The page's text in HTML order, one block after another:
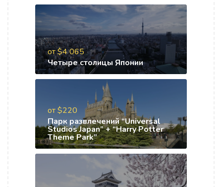
от $4 065
Четыре столицы Японии
от $220
Парк развлечений “Universal
Studios Japan” + “Harry Potter
Theme Park”